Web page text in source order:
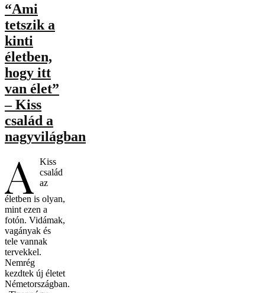
“Ami
tetszik a
kinti
életben,
hogy itt
van élet”
– Kiss
család a
nagyvilágban
A
Kiss
család
az
életben is olyan,
mint ezen a
fotón. Vidámak,
vagányak és
tele vannak
tervekkel.
Nemrég
kezdtek új életet
Németországban.